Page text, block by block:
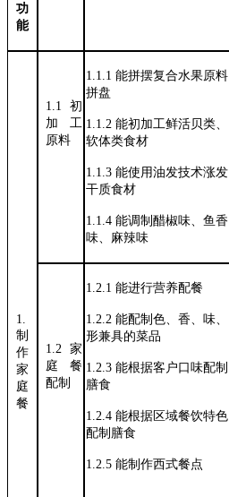
功
能
1.
制
作
家
庭
餐
1.1
初
加
工
原料
1.1.1能拼摆复合水果原料
拼盘
1.1.2能初加工鲜活贝类、
软体类食材
1.1.3能使用油发技术涨发
干质食材
1.1.4能调制醋椒味、鱼香
味、麻辣味
1.2 家
庭
餐
配制
1.2.1能进行营养配餐
1.2.2能配制色、香、味、
形兼具的菜品
1.2.3能根据客户口味配制
膳食
1.2.4能根据区域餐饮特色
配制膳食
1.2.5能制作西式餐点